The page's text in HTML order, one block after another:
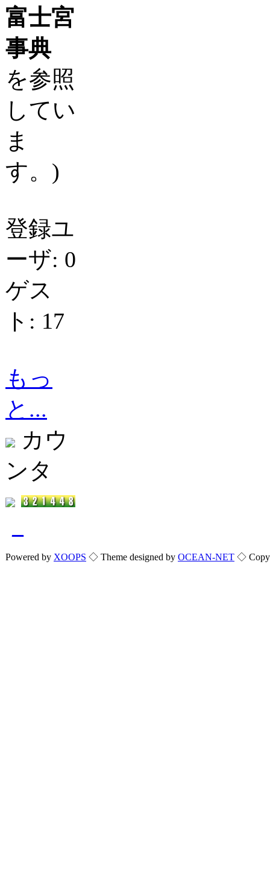
富士宮
事典
を参照
してい
ま
す。)
登録ユ
ーザ: 0
ゲス
ト: 17
もっ
と...
カウ
ンタ
Powered by XOOPS ◇ Theme designed by OCEAN-NET ◇